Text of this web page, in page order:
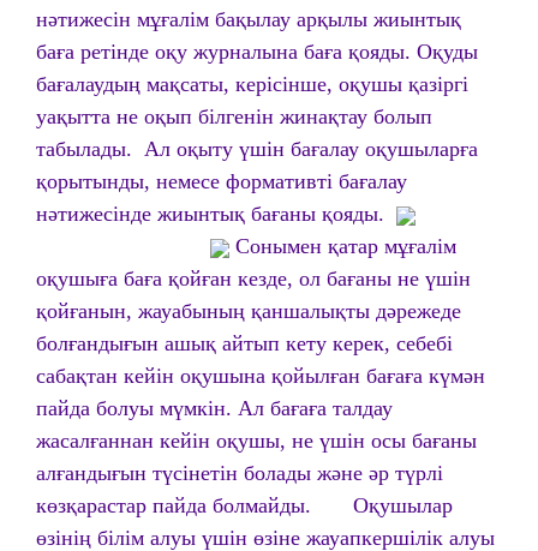
нәтижесін мұғалім бақылау арқылы жиынтық
баға ретінде оқу журналына баға қояды. Оқуды
бағалаудың мақсаты, керісінше, оқушы қазіргі
уақытта не оқып білгенін жинақтау болып
табылады. Ал оқыту үшін бағалау оқушыларға
қорытынды, немесе формативті бағалау
нәтижесінде жиынтық бағаны қояды.
Сонымен қатар мұғалім
оқушыға баға қойған кезде, ол бағаны не үшін
қойғанын, жауабының қаншалықты дәрежеде
болғандығын ашық айтып кету керек, себебі
сабақтан кейін оқушына қойылған бағаға күмән
пайда болуы мүмкін. Ал бағаға талдау
жасалғаннан кейін оқушы, не үшін осы бағаны
алғандығын түсінетін болады және әр түрлі
көзқарастар пайда болмайды. Оқушылар
өзінің білім алуы үшін өзіне жауапкершілік алуы